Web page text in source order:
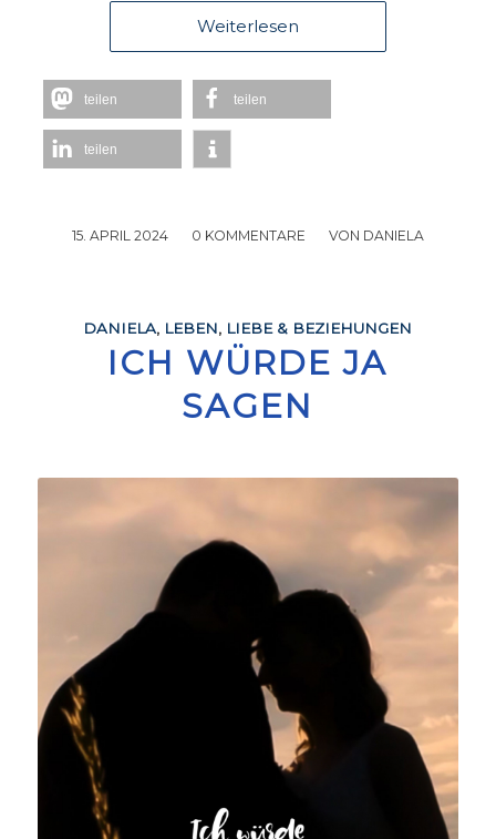
Weiterlesen
teilen teilen
teilen
15. APRIL 2024
/ 0 KOMMENTARE
/ VON DANIELA
DANIELA, LEBEN, LIEBE & BEZIEHUNGEN
ICH WÜRDE JA
SAGEN